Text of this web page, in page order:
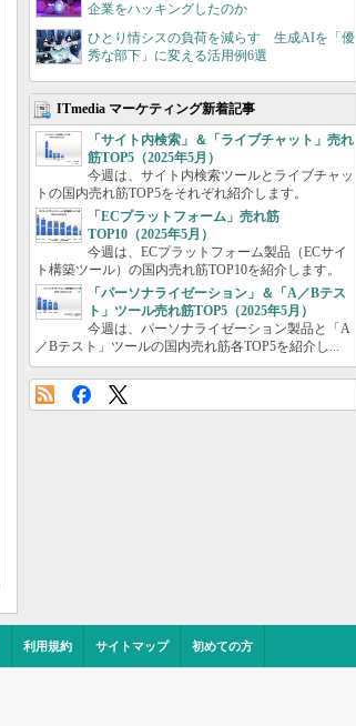
企業をハッキングしたのか
ひとり情シスの負荷を減らす 生成AIを「優
秀な部下」に変える活用例6選
ITmedia マーケティング新着記事
「サイト内検索」＆「ライブチャット」売れ
筋TOP5（2025年5月）
今週は、サイト内検索ツールとライブチャッ
トの国内売れ筋TOP5をそれぞれ紹介します。
「ECプラットフォーム」売れ筋
TOP10（2025年5月）
今週は、ECプラットフォーム製品（ECサイ
ト構築ツール）の国内売れ筋TOP10を紹介します。
「パーソナライゼーション」＆「A／Bテス
ト」ツール売れ筋TOP5（2025年5月）
今週は、パーソナライゼーション製品と「A
／Bテスト」ツールの国内売れ筋各TOP5を紹介し...
利用規約 サイトマップ 初めての方